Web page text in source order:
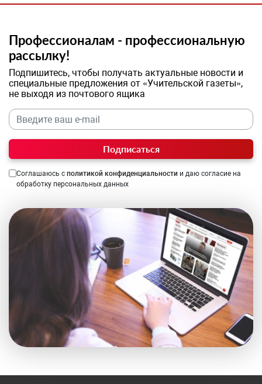
Профессионалам - профессиональную
рассылку!
Подпишитесь, чтобы получать актуальные новости и
специальные предложения от «Учительской газеты»,
не выходя из почтового ящика
Подписаться
Соглашаюсь с политикой конфиденциальности и даю согласие на
обработку персональных данных